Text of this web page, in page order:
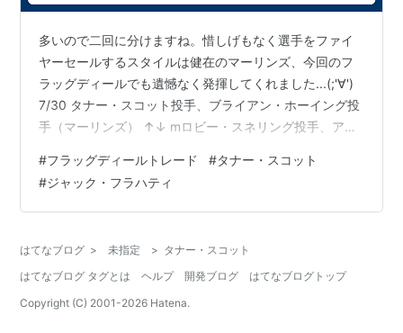
多いので二回に分けますね。惜しげもなく選手をファイ
ヤーセールするスタイルは健在のマーリンズ、今回のフ
ラッグディールでも遺憾なく発揮してくれました...(;'∀')
7/30 タナー・スコット投手、ブライアン・ホーイング投
手（マーリンズ） ↑↓ mロビー・スネリング投手、アダ
イ・べシアーズ内野手（パドレス） SDがMIAのクローザ
ー、スコットとリリーフのボーイングを獲得。WHIPは圧
巻という数値では無いものの、防御率は1.18と点を取られ
だったスコットにMLB三年目のホーイング獲得でリリー
フ陣の層は…
#フラッグディールトレード #タナー・スコット
#ジャック・フラハティ
はてなブログ > 未指定 > タナー・スコット
はてなブログ タグとは
ヘルプ 開発ブログ
はてなブログトップ
Copyright (C) 2001-2026 Hatena.